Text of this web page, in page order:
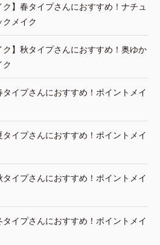
ク】春タイプさんにおすすめ！ナチュ
メイク
ク】秋タイプさんにおすすめ！奥ゆか
ク
タイプさんにおすすめ！ポイントメイ
タイプさんにおすすめ！ポイントメイ
タイプさんにおすすめ！ポイントメイ
タイプさんにおすすめ！ポイントメイ